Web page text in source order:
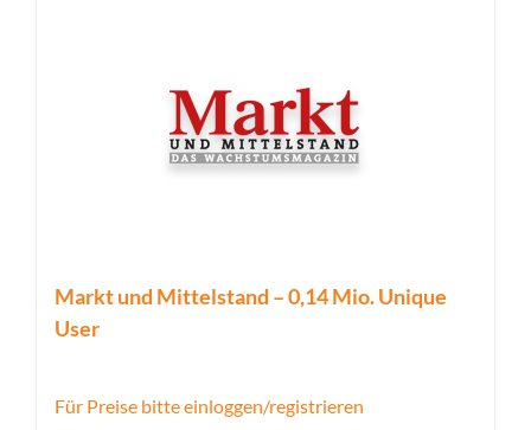
Markt und Mittelstand – 0,14 Mio. Unique
User
Für Preise bitte einloggen/registrieren